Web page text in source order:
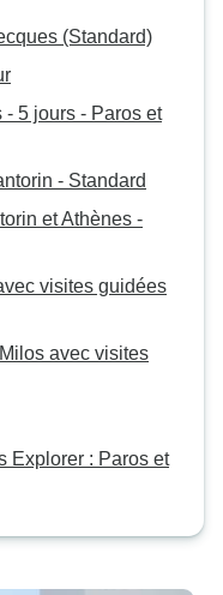
(Standard)
5 jours - Paros et
- Standard
et Athènes -
visites guidées
avec visites
Explorer : Paros et